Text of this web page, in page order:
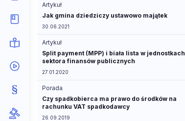
Artykuł
Jak gmina dziedziczy ustawowo majątek
30.06.2021
Artykuł
Split payment (MPP) i biała lista w jednostkach
sektora finansów publicznych
27.01.2020
Porada
Czy spadkobierca ma prawo do środków na
rachunku VAT spadkodawcy
26.09.2019